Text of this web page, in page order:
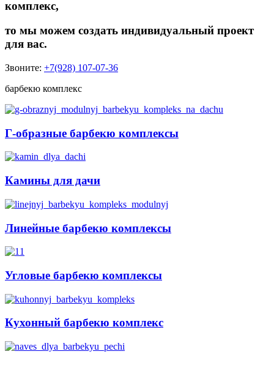
комплекс,
то мы можем создать индивидуальный проект
для вас.
Звоните: +7(928) 107-07-36
барбекю комплекс
Г-образные барбекю комплексы
Камины для дачи
Линейные барбекю комплексы
Угловые барбекю комплексы
Кухонный барбекю комплекс